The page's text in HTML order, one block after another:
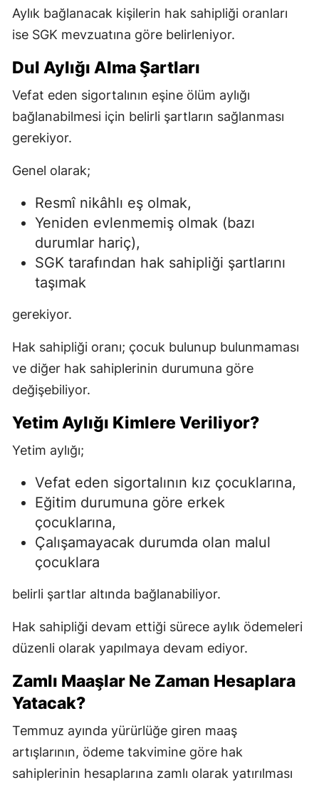
Aylık bağlanacak kişilerin hak sahipliği oranları
ise SGK mevzuatına göre belirleniyor.
Dul Aylığı Alma Şartları
Vefat eden sigortalının eşine ölüm aylığı
bağlanabilmesi için belirli şartların sağlanması
gerekiyor.
Genel olarak;
Resmî nikâhlı eş olmak,
Yeniden evlenmemiş olmak (bazı
durumlar hariç),
SGK tarafından hak sahipliği şartlarını
taşımak
gerekiyor.
Hak sahipliği oranı; çocuk bulunup bulunmaması
ve diğer hak sahiplerinin durumuna göre
değişebiliyor.
Yetim Aylığı Kimlere Veriliyor?
Yetim aylığı;
Vefat eden sigortalının kız çocuklarına,
Eğitim durumuna göre erkek
çocuklarına,
Çalışamayacak durumda olan malul
çocuklara
belirli şartlar altında bağlanabiliyor.
Hak sahipliği devam ettiği sürece aylık ödemeleri
düzenli olarak yapılmaya devam ediyor.
Zamlı Maaşlar Ne Zaman Hesaplara
Yatacak?
Temmuz ayında yürürlüğe giren maaş
artışlarının, ödeme takvimine göre hak
sahiplerinin hesaplarına zamlı olarak yatırılması